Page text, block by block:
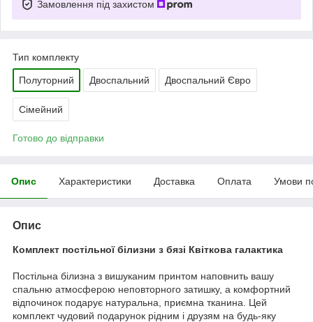
Замовлення під захистом
Тип комплекту
Полуторний Двоспальний Двоспальний Євро
Сімейний
Готово до відправки
Опис Характеристики Доставка Оплата Умови
Опис
Комплект постільної білизни з бязі Квіткова галактика
Постільна білизна з вишуканим принтом наповнить вашу
спальню атмосферою неповторного затишку, а комфортний
відпочинок подарує натуральна, приємна тканина. Цей
комплект чудовий подарунок рідним і друзям на будь-яку